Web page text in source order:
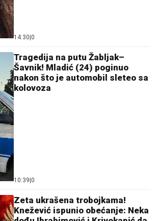
14:30|0
Tragedija na putu Žabljak–
Šavnik! Mladić (24) poginuo
nakon što je automobil sleteo sa
kolovoza
10:39|0
Zeta ukrašena trobojkama!
Knežević ispunio obećanje: Neka